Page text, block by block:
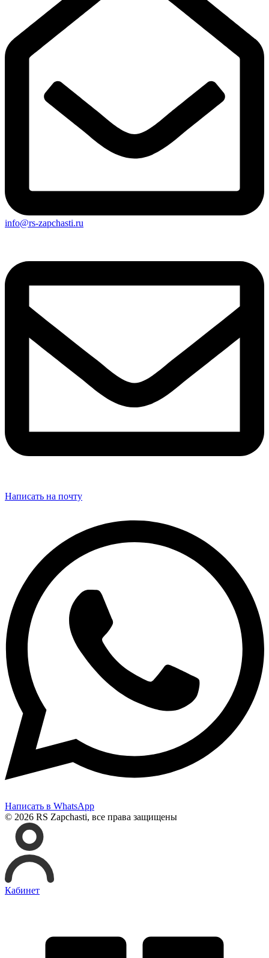
info@rs-zapchasti.ru
Написать на почту
Написать в WhatsApp
© 2026 RS Zapchasti, все права защищены
Кабинет